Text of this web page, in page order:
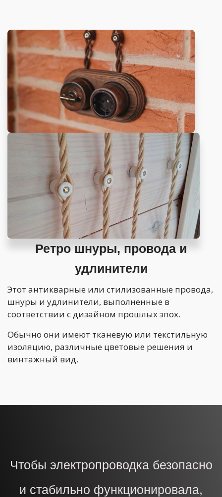
Ретро шнуры, провода и
удлинители
Этот антикварные или стилизованные провода,
шнуры и удлинители, выполненные в
соответствии с дизайном прошлых эпох.
Обычно они имеют тканевую или текстильную
изоляцию, различные цветовые решения и
винтажный вид.
Чтобы электропроводка безопасно
и стабильно функционировала,